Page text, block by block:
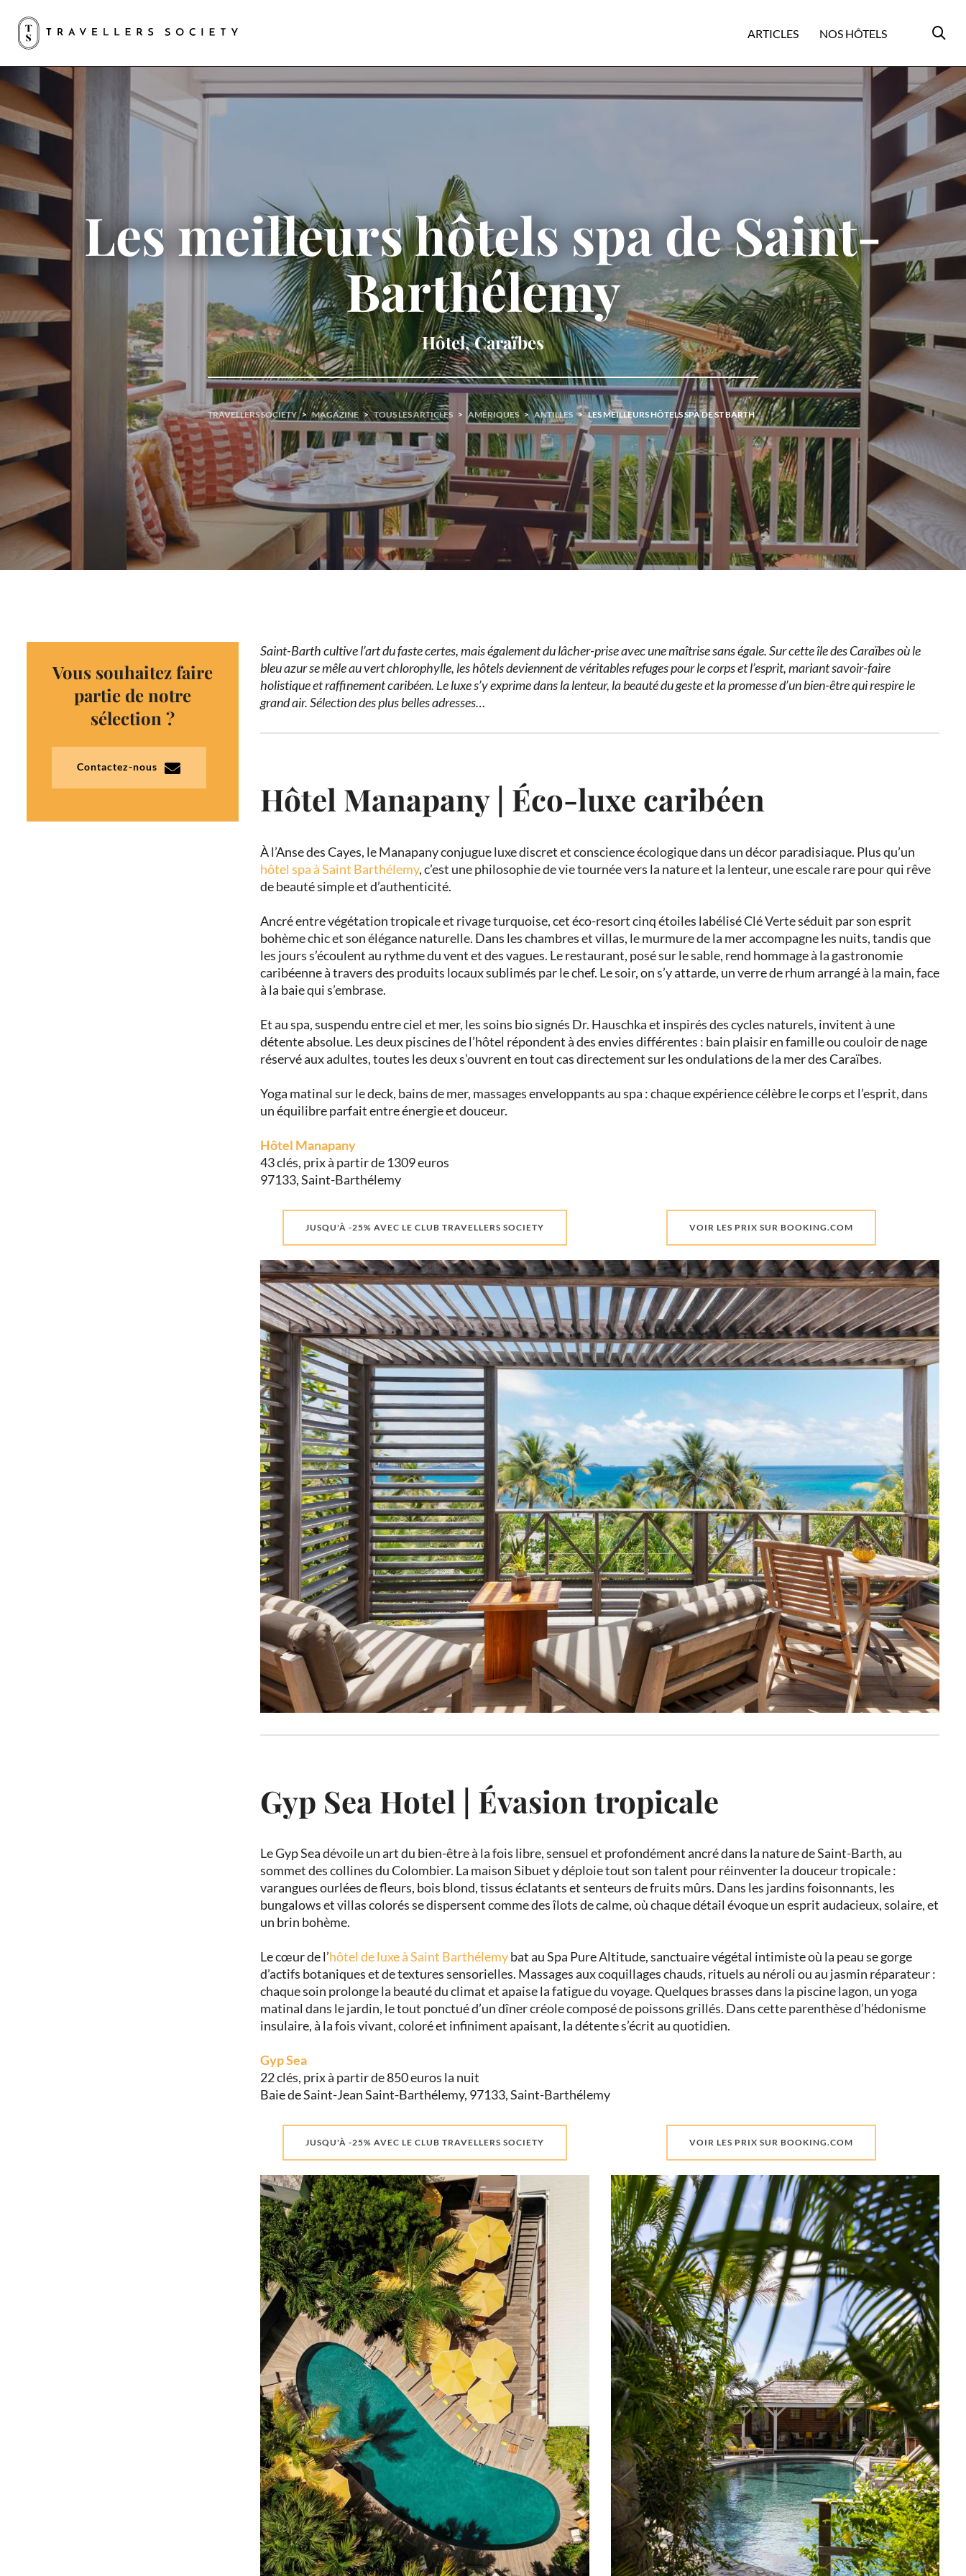
ARTICLES NOS HÔTELS
Les meilleurs hôtels spa de Saint-
Barthélemy
Hôtel, Caraïbes
TRAVELLERS SOCIETY > MAGAZINE > TOUS LES ARTICLES > AMÉRIQUES > ANTILLES > LES MEILLEURS HÔTELS SPA DE ST BARTH
Vous souhaitez faire
partie de notre
sélection ?
Contactez-nous
Saint-Barth cultive l’art du faste certes, mais également du lâcher-prise avec une maîtrise sans égale. Sur cette île des Caraïbes où le
bleu azur se mêle au vert chlorophylle, les hôtels deviennent de véritables refuges pour le corps et l’esprit, mariant savoir-faire
holistique et raffinement caribéen. Le luxe s’y exprime dans la lenteur, la beauté du geste et la promesse d’un bien-être qui respire le
grand air. Sélection des plus belles adresses…
Hôtel Manapany | Éco-luxe caribéen
À l’Anse des Cayes, le Manapany conjugue luxe discret et conscience écologique dans un décor paradisiaque. Plus qu’un
hôtel spa à Saint Barthélemy, c’est une philosophie de vie tournée vers la nature et la lenteur, une escale rare pour qui rêve
de beauté simple et d’authenticité.
Ancré entre végétation tropicale et rivage turquoise, cet éco-resort cinq étoiles labélisé Clé Verte séduit par son esprit
bohème chic et son élégance naturelle. Dans les chambres et villas, le murmure de la mer accompagne les nuits, tandis que
les jours s’écoulent au rythme du vent et des vagues. Le restaurant, posé sur le sable, rend hommage à la gastronomie
caribéenne à travers des produits locaux sublimés par le chef. Le soir, on s’y attarde, un verre de rhum arrangé à la main, face
à la baie qui s’embrase.
Et au spa, suspendu entre ciel et mer, les soins bio signés Dr. Hauschka et inspirés des cycles naturels, invitent à une
détente absolue. Les deux piscines de l’hôtel répondent à des envies différentes : bain plaisir en famille ou couloir de nage
réservé aux adultes, toutes les deux s’ouvrent en tout cas directement sur les ondulations de la mer des Caraïbes.
Yoga matinal sur le deck, bains de mer, massages enveloppants au spa : chaque expérience célèbre le corps et l’esprit, dans
un équilibre parfait entre énergie et douceur.
Hôtel Manapany
43 clés, prix à partir de 1309 euros
97133, Saint-Barthélemy
JUSQU'À -25% AVEC LE CLUB TRAVELLERS SOCIETY VOIR LES PRIX SUR BOOKING.COM
Gyp Sea Hotel | Évasion tropicale
Le Gyp Sea dévoile un art du bien-être à la fois libre, sensuel et profondément ancré dans la nature de Saint-Barth, au
sommet des collines du Colombier. La maison Sibuet y déploie tout son talent pour réinventer la douceur tropicale :
varangues ourlées de fleurs, bois blond, tissus éclatants et senteurs de fruits mûrs. Dans les jardins foisonnants, les
bungalows et villas colorés se dispersent comme des îlots de calme, où chaque détail évoque un esprit audacieux, solaire, et
un brin bohème.
Le cœur de l’hôtel de luxe à Saint Barthélemybat au Spa Pure Altitude, sanctuaire végétal intimiste où la peau se gorge
d’actifs botaniques et de textures sensorielles. Massages aux coquillages chauds, rituels au néroli ou au jasmin réparateur :
chaque soin prolonge la beauté du climat et apaise la fatigue du voyage. Quelques brasses dans la piscine lagon, un yoga
matinal dans le jardin, le tout ponctué d’un dîner créole composé de poissons grillés. Dans cette parenthèse d’hédonisme
insulaire, à la fois vivant, coloré et infiniment apaisant, la détente s’écrit au quotidien.
Gyp Sea
22 clés, prix à partir de 850 euros la nuit
Baie de Saint-Jean Saint-Barthélemy, 97133, Saint-Barthélemy
JUSQU'À -25% AVEC LE CLUB TRAVELLERS SOCIETY VOIR LES PRIX SUR BOOKING.COM